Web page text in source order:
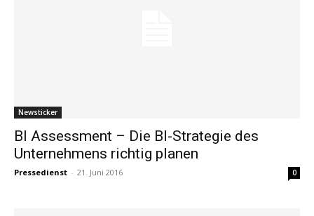
Newsticker
BI Assessment – Die BI-Strategie des
Unternehmens richtig planen
Pressedienst - 21. Juni 2016 0